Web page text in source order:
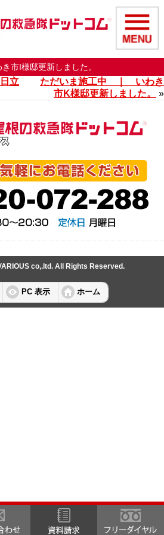
I様邸更新しました。
立
ただいま施工中 ｜ いわき
市K様邸更新しました。
»
co,.ltd. All Rights Reserved.
PC 表示 ホーム